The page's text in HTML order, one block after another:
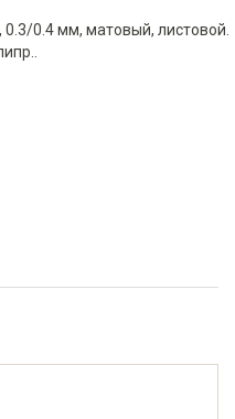
0.4 мм, матовый, листовой.